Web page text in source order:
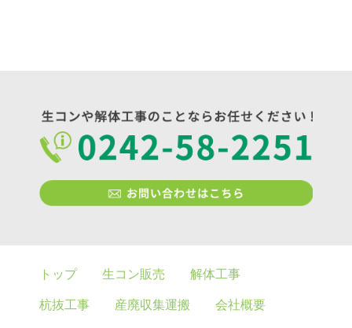
トップ 生コン販売 解体工事
杭抜工事 産廃収集運搬 会社概要